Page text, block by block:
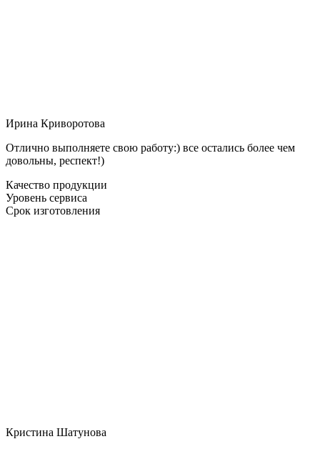
Ирина Криворотова
Отлично выполняете свою работу:) все остались более чем
довольны, респект!)
Качество продукции
Уровень сервиса
Срок изготовления
Кристина Шатунова